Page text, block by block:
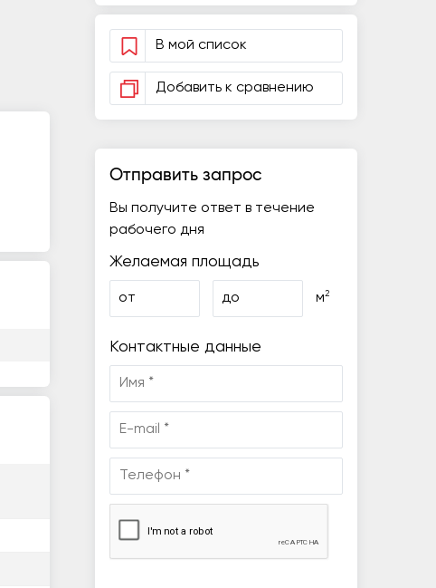
В мой список
Добавить к сравнению
Отправить запрос
Вы получите ответ в течение
рабочего дня
Желаемая площадь
от до м2
Контактные данные